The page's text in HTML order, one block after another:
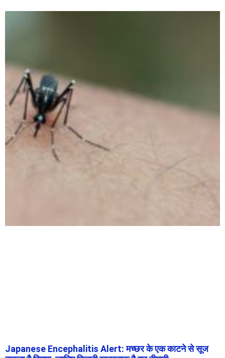
Japanese Encephalitis Alert: मच्छर के एक काटने से सूज